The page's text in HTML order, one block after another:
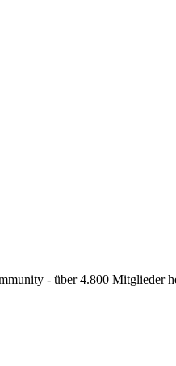
- über 4.800 Mitglieder